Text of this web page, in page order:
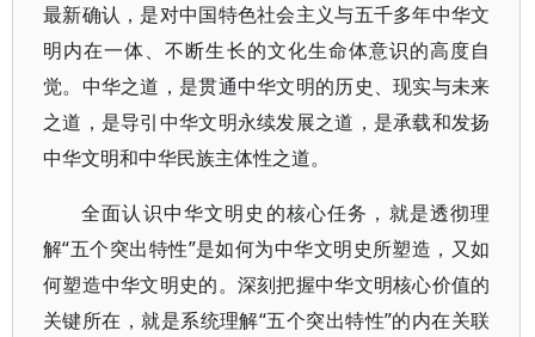
最新确认，是对中国特色社会主义与五千多年中华文
明内在一体、不断生长的文化生命体意识的高度自
觉。中华之道，是贯通中华文明的历史、现实与未来
之道，是导引中华文明永续发展之道，是承载和发扬
中华文明和中华民族主体性之道。
全面认识中华文明史的核心任务，就是透彻理
解“五个突出特性”是如何为中华文明史所塑造，又如
何塑造中华文明史的。深刻把握中华文明核心价值的
关键所在，就是系统理解“五个突出特性”的内在关联